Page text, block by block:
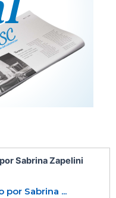
Sabrina Zapelini
por Sabrina ...